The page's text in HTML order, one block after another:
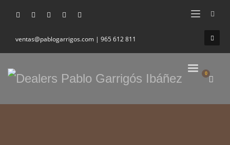
ventas@pablogarrigos.com | 965 612 811